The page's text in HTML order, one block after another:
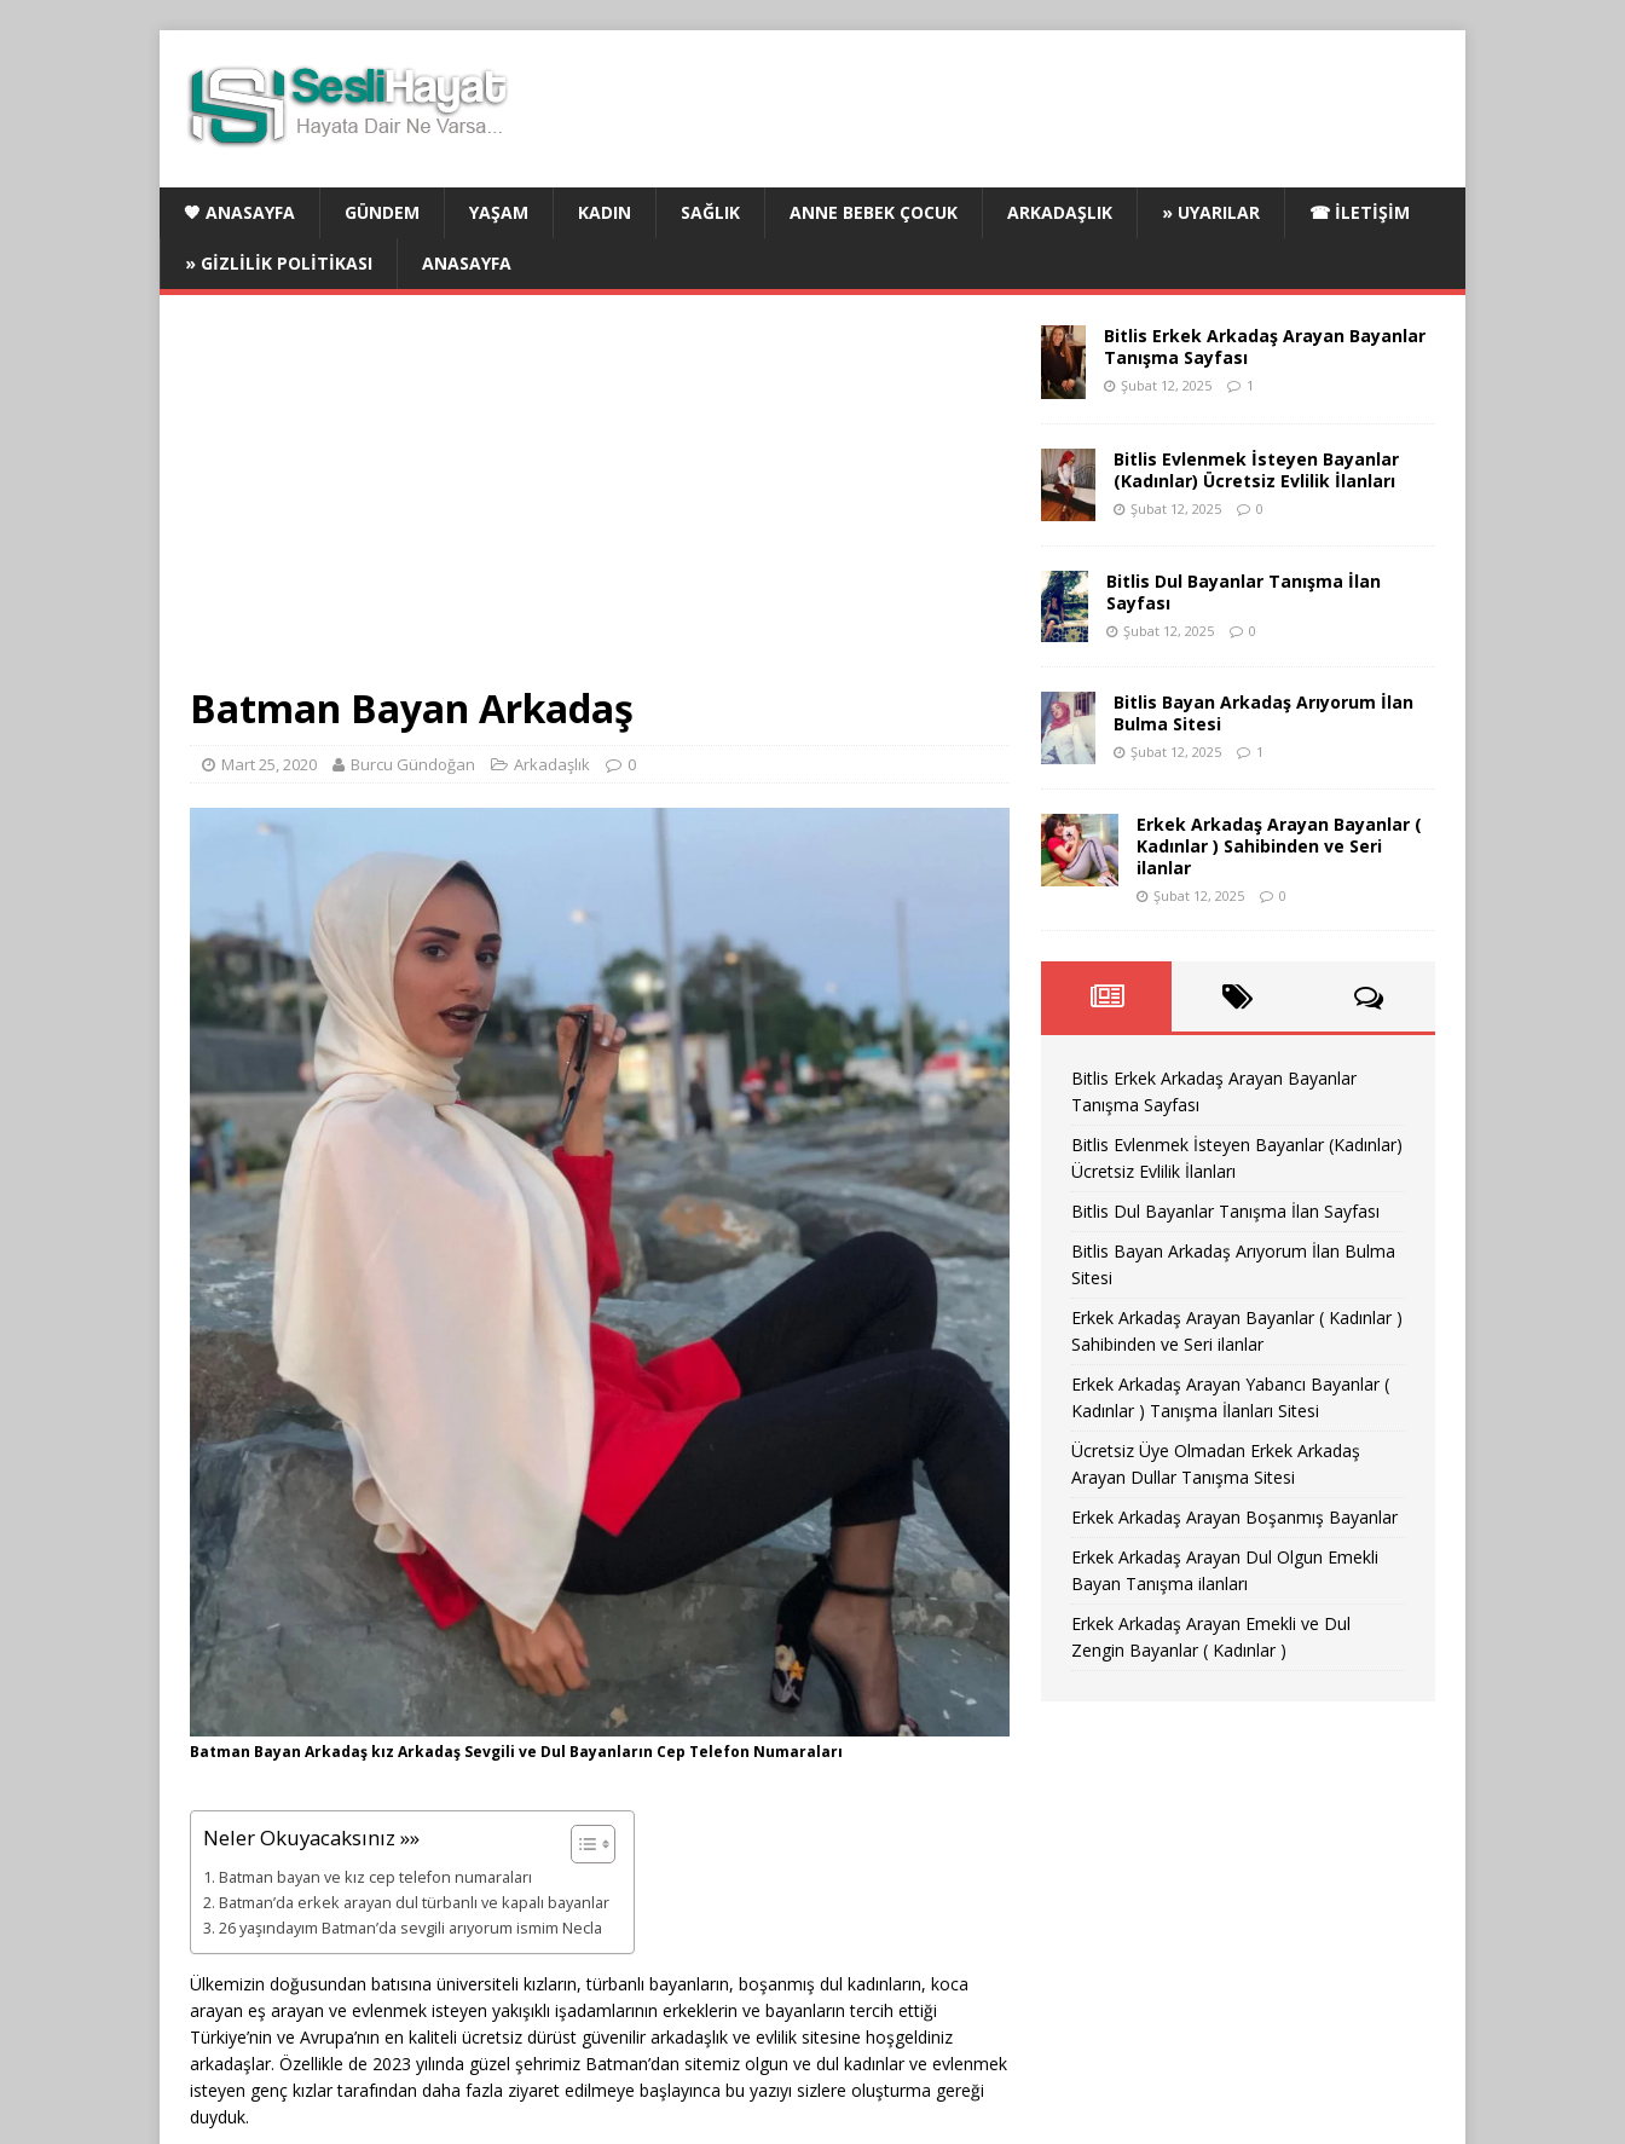
🧡 ANASAYFA GÜNDEM YAŞAM KADIN SAĞLIK ANNE BEBEK ÇOCUK ARKADAŞLIK » UYARILAR ☎ İLETIŞIM
» GIZLILIK POLITIKASI ANASAYFA
Batman Bayan Arkadaş
Mart 25, 2020 Burcu Gündoğan Arkadaşlık 0
Batman Bayan Arkadaş kız Arkadaş Sevgili ve Dul Bayanların Cep Telefon Numaraları
Neler Okuyacaksınız »»
Batman bayan ve kız cep telefon numaraları
Batman’da erkek arayan dul türbanlı ve kapalı bayanlar
26 yaşındayım Batman’da sevgili arıyorum ismim Necla
Ülkemizin doğusundan batısına üniversiteli kızların, türbanlı bayanların, boşanmış dul kadınların, koca
arayan eş arayan ve evlenmek isteyen yakışıklı işadamlarının erkeklerin ve bayanların tercih ettiği
Türkiye’nin ve Avrupa’nın en kaliteli ücretsiz dürüst güvenilir arkadaşlık ve evlilik sitesine hoşgeldiniz
arkadaşlar. Özellikle de 2023 yılında güzel şehrimiz Batman’dan sitemiz olgun ve dul kadınlar ve evlenmek
isteyen genç kızlar tarafından daha fazla ziyaret edilmeye başlayınca bu yazıyı sizlere oluşturma gereği
duyduk.
Bitlis Erkek Arkadaş Arayan Bayanlar
Tanışma Sayfası
Şubat 12, 2025 1
Bitlis Evlenmek İsteyen Bayanlar
(Kadınlar) Ücretsiz Evlilik İlanları
Şubat 12, 2025 0
Bitlis Dul Bayanlar Tanışma İlan
Sayfası
Şubat 12, 2025 0
Bitlis Bayan Arkadaş Arıyorum İlan
Bulma Sitesi
Şubat 12, 2025 1
Erkek Arkadaş Arayan Bayanlar (
Kadınlar ) Sahibinden ve Seri
ilanlar
Şubat 12, 2025 0
Bitlis Erkek Arkadaş Arayan Bayanlar
Tanışma Sayfası
Bitlis Evlenmek İsteyen Bayanlar (Kadınlar)
Ücretsiz Evlilik İlanları
Bitlis Dul Bayanlar Tanışma İlan Sayfası
Bitlis Bayan Arkadaş Arıyorum İlan Bulma
Sitesi
Erkek Arkadaş Arayan Bayanlar ( Kadınlar )
Sahibinden ve Seri ilanlar
Erkek Arkadaş Arayan Yabancı Bayanlar (
Kadınlar ) Tanışma İlanları Sitesi
Ücretsiz Üye Olmadan Erkek Arkadaş
Arayan Dullar Tanışma Sitesi
Erkek Arkadaş Arayan Boşanmış Bayanlar
Erkek Arkadaş Arayan Dul Olgun Emekli
Bayan Tanışma ilanları
Erkek Arkadaş Arayan Emekli ve Dul
Zengin Bayanlar ( Kadınlar )